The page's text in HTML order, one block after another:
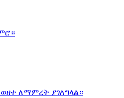
ለማምረት ያገለግላል።